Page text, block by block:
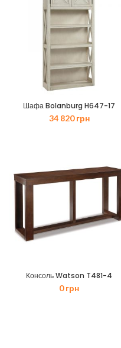
Шафа Bolanburg H647-17
34 820грн
Консоль Watson T481-4
0грн